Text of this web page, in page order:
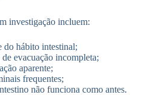
investigação incluem:
do hábito intestinal;
de evacuação incompleta;
aparente;
frequentes;
não funciona como antes.